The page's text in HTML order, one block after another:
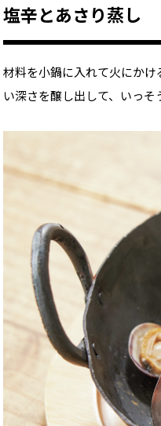
塩辛とあさり蒸し
材料を小鍋に入れて火にか
い深さを醸し出して、いっそ